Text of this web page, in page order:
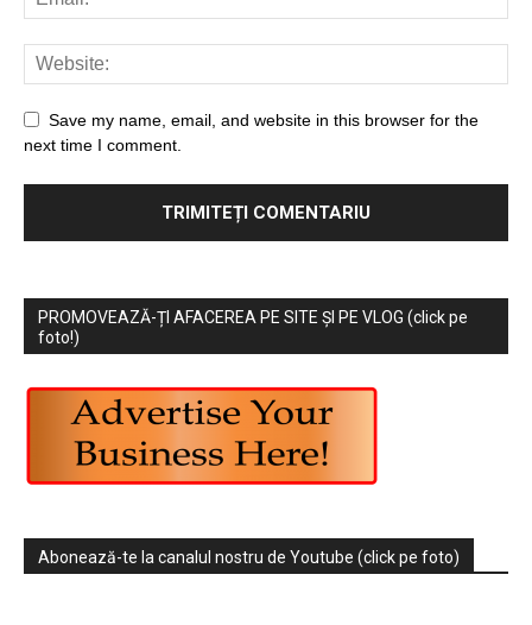
Save my name, email, and website in this browser for the
next time I comment.
PROMOVEAZĂ-ȚI AFACEREA PE SITE ȘI PE VLOG (click pe
foto!)
Abonează-te la canalul nostru de Youtube (click pe foto)